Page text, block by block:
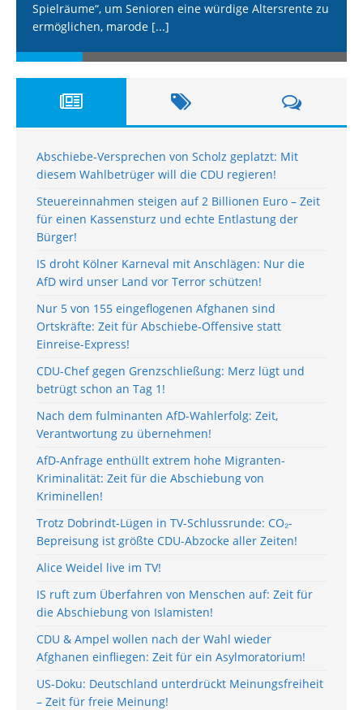
Spielräume“, um Senioren eine würdige Altersrente zu
ermöglichen, marode [...]
Abschiebe-Versprechen von Scholz geplatzt: Mit
diesem Wahlbetrüger will die CDU regieren!
Steuereinnahmen steigen auf 2 Billionen Euro – Zeit
für einen Kassensturz und echte Entlastung der
Bürger!
IS droht Kölner Karneval mit Anschlägen: Nur die
AfD wird unser Land vor Terror schützen!
Nur 5 von 155 eingeflogenen Afghanen sind
Ortskräfte: Zeit für Abschiebe-Offensive statt
Einreise-Express!
CDU-Chef gegen Grenzschließung: Merz lügt und
betrügt schon an Tag 1!
Nach dem fulminanten AfD-Wahlerfolg: Zeit,
Verantwortung zu übernehmen!
AfD-Anfrage enthüllt extrem hohe Migranten-
Kriminalität: Zeit für die Abschiebung von
Kriminellen!
Trotz Dobrindt-Lügen in TV-Schlussrunde: CO₂-
Bepreisung ist größte CDU-Abzocke aller Zeiten!
Alice Weidel live im TV!
IS ruft zum Überfahren von Menschen auf: Zeit für
die Abschiebung von Islamisten!
CDU & Ampel wollen nach der Wahl wieder
Afghanen einfliegen: Zeit für ein Asylmoratorium!
US-Doku: Deutschland unterdrückt Meinungsfreiheit
– Zeit für freie Meinung!